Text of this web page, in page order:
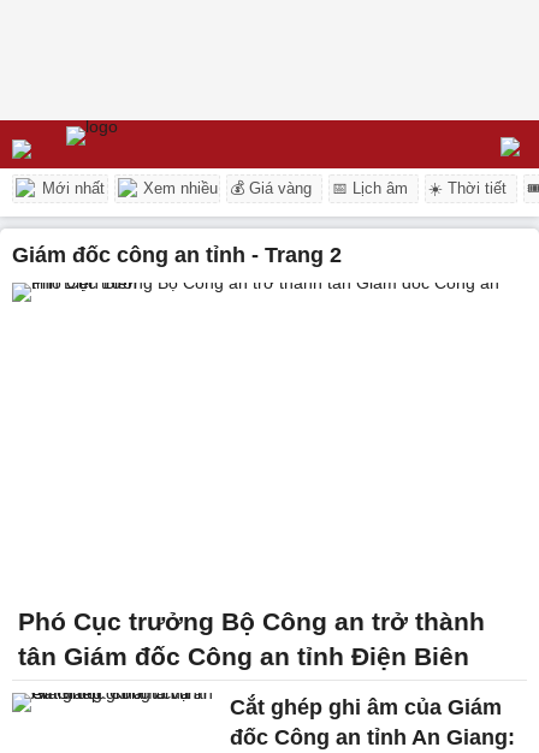
Mới nhất Xem nhiều 💰 Giá vàng 📅 Lịch âm ☀️ Thời tiết
giám đốc công an tỉnh - Trang 2
Phó Cục trưởng Bộ Công an trở thành
tân Giám đốc Công an tỉnh Điện Biên
Cắt ghép ghi âm của Giám
đốc Công an tỉnh An Giang: